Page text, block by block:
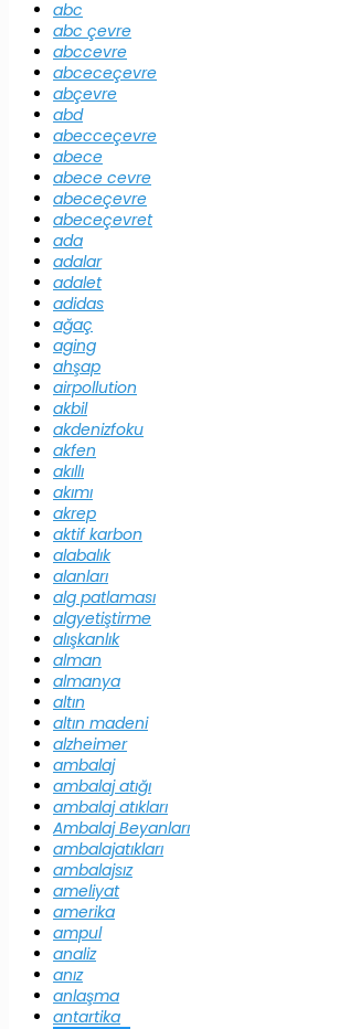
abc
abc çevre
abccevre
abceceçevre
abçevre
abd
abecceçevre
abece
abece cevre
abeceçevre
abeceçevret
ada
adalar
adalet
adidas
ağaç
aging
ahşap
airpollution
akbil
akdenizfoku
akfen
akıllı
akımı
akrep
aktif karbon
alabalık
alanları
alg patlaması
algyetiştirme
alışkanlık
alman
almanya
altın
altın madeni
alzheimer
ambalaj
ambalaj atığı
ambalaj atıkları
Ambalaj Beyanları
ambalajatıkları
ambalajsız
ameliyat
amerika
ampul
analiz
anız
anlaşma
antartika